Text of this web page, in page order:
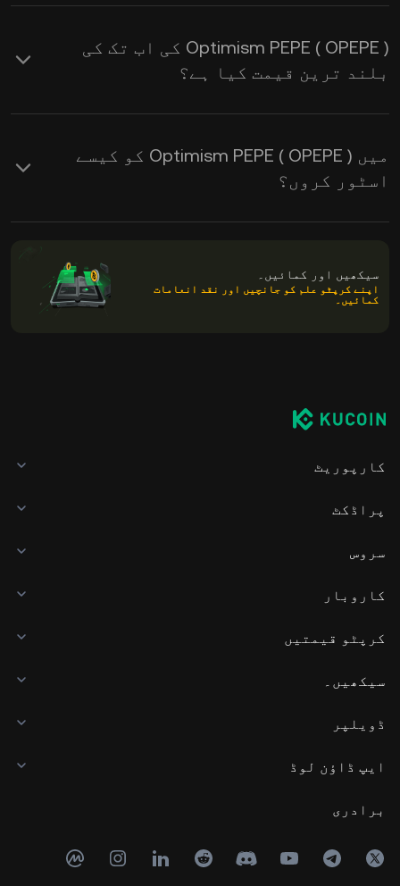
Optimism PEPE ( OPEPE ) کی اب تک کی
بلند ترین قیمت کیا ہے؟
میں Optimism PEPE ( OPEPE ) کو کیسے
اسٹور کروں؟
سیکھیں اور کمائیں۔
اپنے کرپٹو علم کو جانچیں اور نقد انعامات
کمائیں۔
کارپوریٹ
پراڈکٹ
سروس
کاروبار
کرپٹو قیمتیں
سیکھیں۔
ڈویلپر
ایپ ڈاؤن لوڈ
برادری